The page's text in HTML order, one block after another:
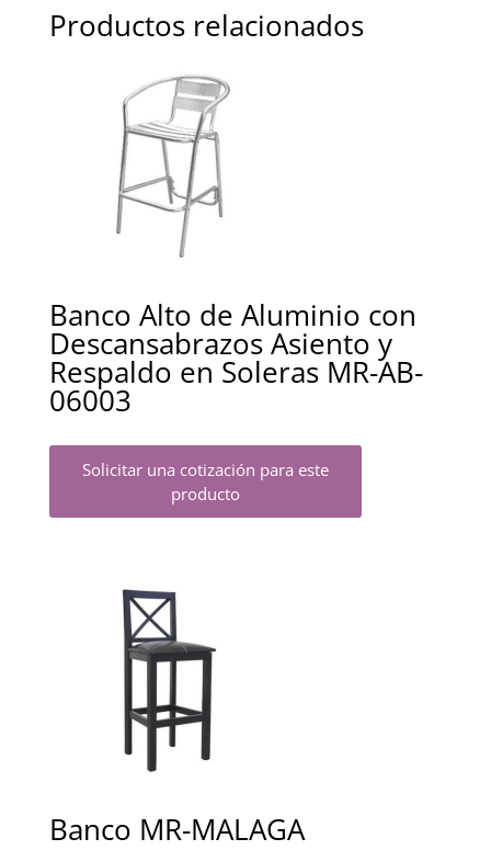
Productos relacionados
Banco Alto de Aluminio con
Descansabrazos Asiento y
Respaldo en Soleras MR-AB-
06003
Solicitar una cotización para este
producto
Banco MR-MALAGA